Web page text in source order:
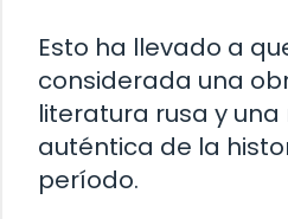
Esto ha llevado a
considerada una
literatura rusa y
auténtica de la
período.